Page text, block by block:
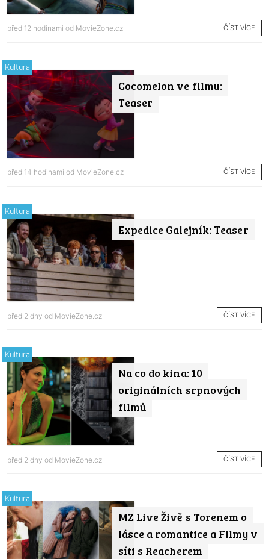
před 12 hodinami od MovieZone.cz ČÍST VÍCE
Cocomelon ve filmu:
Teaser
Kultura
před 14 hodinami od MovieZone.cz ČÍST VÍCE
Expedice Galejník: Teaser
Kultura
před 2 dny od MovieZone.cz ČÍST VÍCE
Na co do kina: 10
originálních srpnových
filmů
Kultura
před 2 dny od MovieZone.cz ČÍST VÍCE
MZ Live Živě s Torenem o
lásce a romantice a Filmy v
síti s Reacherem
Kultura